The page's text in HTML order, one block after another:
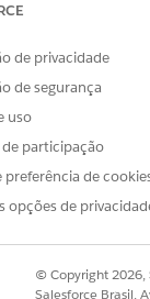
para políticas
recursos
para
mapear
agendados com
ativos para
reuniões,
de privacidade
de segurança
uso
participação
preferência de
opções de
© Copyright 2026,
Salesforce Brasil,